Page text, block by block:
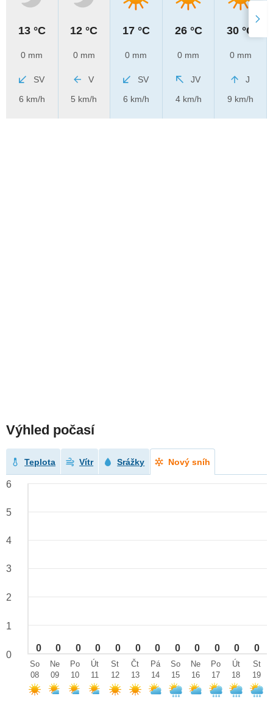
13 °C
0 mm
SV
6 km/h
12 °C
0 mm
V
5 km/h
17 °C
0 mm
SV
6 km/h
26 °C
0 mm
JV
4 km/h
30 °C
0 mm
J
9 km/h
Výhled počasí
Teplota Vítr Srážky Nový sníh
0 0 0 0 0 0 0 0 0 0 0 0
6
5
4
3
2
1
0
So
08
Ne
09
Po
10
Út
11
St
12
Čt
13
Pá
14
So
15
Ne
16
Po
17
Út
18
St
19